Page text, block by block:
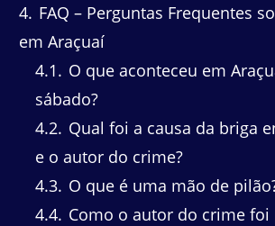
4 FAQ – Perguntas Frequentes
em Araçuaí
4.1
O que aconteceu em
sábado?
4.2 Qual foi a causa da briga
e o autor do crime?
4.3 O que é uma mão de
4.4 Como o autor do crime foi